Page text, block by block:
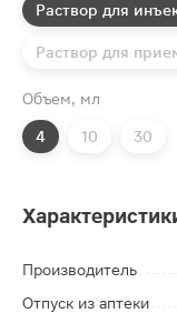
Раствор для
Раствор для
Объем, мл
4 10 30
Производитель
Отпуск из аптеки